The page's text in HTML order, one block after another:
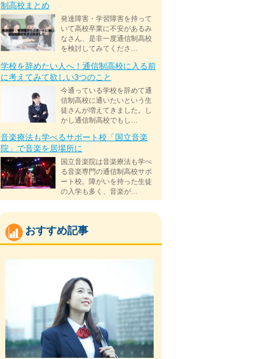
制高校まとめ
発達障害・学習障害を持って
いて高校卒業に不安があるみ
なさん、是非一度通信制高校
を検討してみてくださ…
学校を辞めたい人へ！通信制高校に入る前
に考えてみて欲しい3つのこと
今通っている学校を辞めて通
信制高校に通いたいという生
徒さんが増えてきました。し
かし通信制高校でもし…
音楽療法も学べるサポート校「国立音楽
院」で音楽を居場所に
国立音楽院は音楽療法も学べ
る音楽専門の通信制高校サポ
ート校。障がいを持った生徒
の入学も多く、音楽が…
おすすめ記事